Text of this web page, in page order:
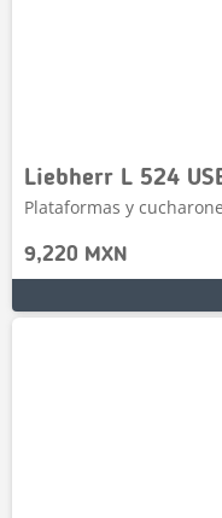
Liebherr L 524
Plataformas y
9,220 MXN